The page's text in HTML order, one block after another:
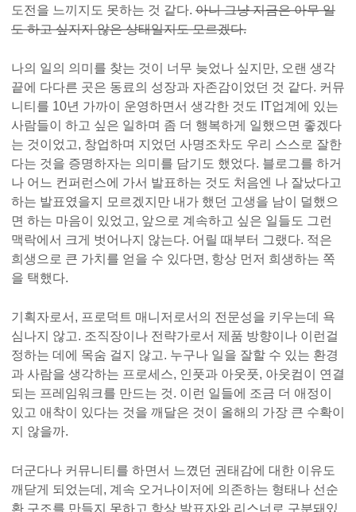
도전을 느끼지도 못하는 것 같다. 아니 그냥 지금은 아무 일
도 하고 싶지지 않은 상태일지도 모르겠다.
나의 일의 의미를 찾는 것이 너무 늦었나 싶지만, 오랜 생각
끝에 다다른 곳은 동료의 성장과 자존감이었던 것 같다. 커뮤
니티를 10년 가까이 운영하면서 생각한 것도 IT업계에 있는
사람들이 하고 싶은 일하며 좀 더 행복하게 일했으면 좋겠다
는 것이었고, 창업하며 지었던 사명조차도 우리 스스로 잘한
다는 것을 증명하자는 의미를 담기도 했었다. 블로그를 하거
나 어느 컨퍼런스에 가서 발표하는 것도 처음엔 나 잘났다고
하는 발표였을지 모르겠지만 내가 했던 고생을 남이 덜했으
면 하는 마음이 있었고, 앞으로 계속하고 싶은 일들도 그런
맥락에서 크게 벗어나지 않는다. 어릴 때부터 그랬다. 적은
희생으로 큰 가치를 얻을 수 있다면, 항상 먼저 희생하는 쪽
을 택했다.
기획자로서, 프로덕트 매니저로서의 전문성을 키우는데 욕
심나지 않고. 조직장이나 전략가로서 제품 방향이나 이런걸
정하는 데에 목숨 걸지 않고. 누구나 일을 잘할 수 있는 환경
과 사람을 생각하는 프로세스, 인풋과 아웃풋, 아웃컴이 연결
되는 프레임워크를 만드는 것. 이런 일들에 조금 더 애정이
있고 애착이 있다는 것을 깨달은 것이 올해의 가장 큰 수확이
지 않을까.
더군다나 커뮤니티를 하면서 느꼈던 권태감에 대한 이유도
깨닫게 되었는데, 계속 오거나이저에 의존하는 형태나 선순
환 구조를 만들지 못하고 항상 발표자와 리스너로 구분돼있